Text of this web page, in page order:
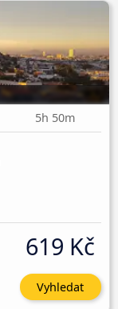
5h 50m
619 Kč
Vyhledat